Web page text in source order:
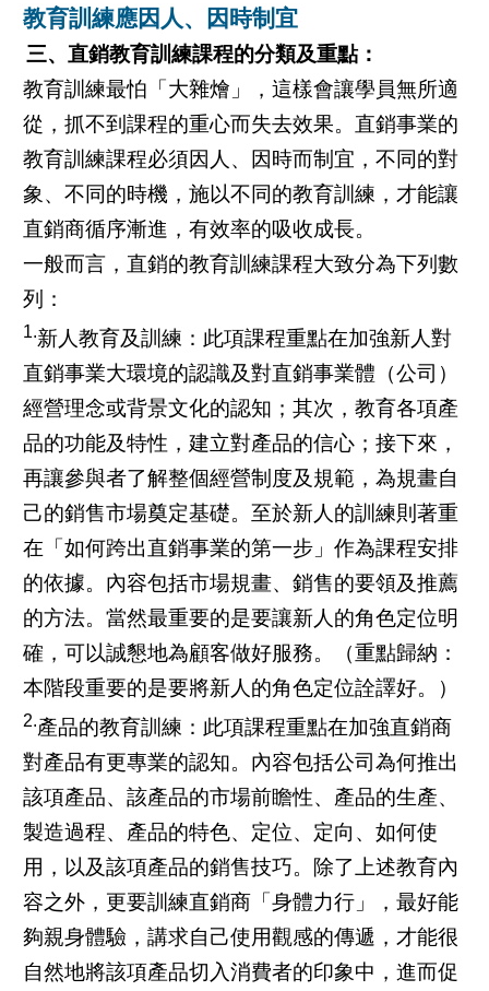
教育訓練應因人、因時制宜
三、直銷教育訓練課程的分類及重點：
教育訓練最怕「大雜燴」，這樣會讓學員無所適
從，抓不到課程的重心而失去效果。直銷事業的
教育訓練課程必須因人、因時而制宜，不同的對
象、不同的時機，施以不同的教育訓練，才能讓
直銷商循序漸進，有效率的吸收成長。
一般而言，直銷的教育訓練課程大致分為下列數
列：
1.新人教育及訓練：此項課程重點在加強新人對
直銷事業大環境的認識及對直銷事業體（公司）
經營理念或背景文化的認知；其次，教育各項產
品的功能及特性，建立對產品的信心；接下來，
再讓參與者了解整個經營制度及規範，為規畫自
己的銷售市場奠定基礎。至於新人的訓練則著重
在「如何跨出直銷事業的第一步」作為課程安排
的依據。內容包括市場規畫、銷售的要領及推薦
的方法。當然最重要的是要讓新人的角色定位明
確，可以誠懇地為顧客做好服務。（重點歸納：
本階段重要的是要將新人的角色定位詮譯好。）
2.產品的教育訓練：此項課程重點在加強直銷商
對產品有更專業的認知。內容包括公司為何推出
該項產品、該產品的市場前瞻性、產品的生產、
製造過程、產品的特色、定位、定向、如何使
用，以及該項產品的銷售技巧。除了上述教育內
容之外，更要訓練直銷商「身體力行」，最好能
夠親身體驗，講求自己使用觀感的傳遞，才能很
自然地將該項產品切入消費者的印象中，進而促